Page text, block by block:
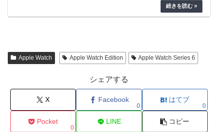
Apple Watch Apple Watch Edition Apple Watch Series 6
シェアする
X Facebook
0
はてブ
0
Pocket
0
LINE コピー